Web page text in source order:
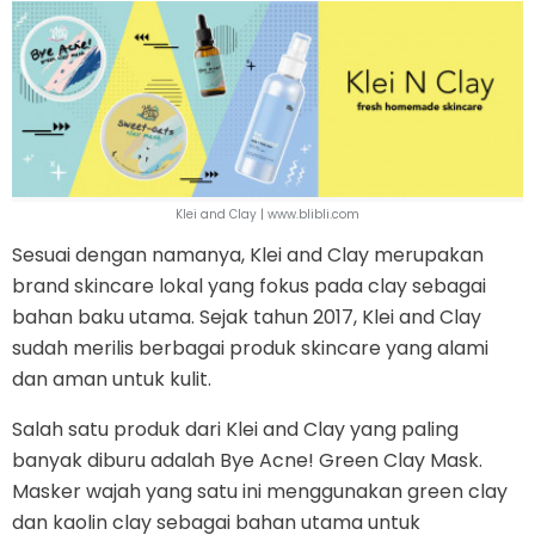
Klei and Clay | www.blibli.com
Sesuai dengan namanya, Klei and Clay merupakan
brand skincare lokal yang fokus pada clay sebagai
bahan baku utama. Sejak tahun 2017, Klei and Clay
sudah merilis berbagai produk skincare yang alami
dan aman untuk kulit.
Salah satu produk dari Klei and Clay yang paling
banyak diburu adalah Bye Acne! Green Clay Mask.
Masker wajah yang satu ini menggunakan green clay
dan kaolin clay sebagai bahan utama untuk